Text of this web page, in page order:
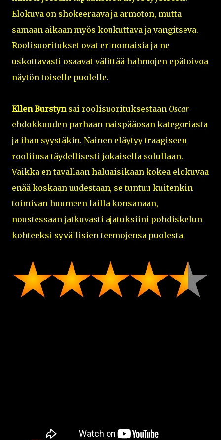
Elokuva on shokeeraava ja armoton, mutta
samaan aikaan myös koukuttava ja vangitseva.
Roolisuoritukset ovat erinomaisia ja ne
uskottavasti osaavat välittää hahmojen epätoivoa
näytön toiselle puolelle.
Ellen Burstynsai roolisuorituksestaan Oscar-
ehdokkuuden parhaan naispääosan kategoriasta
ja ihan syystäkin. Nainen eläytyy traagiseen
rooliinsa täydellisesti jokaisella solullaan.
Vaikka en tavallaan haluaisikaan kokea elokuvaa
enää koskaan uudestaan, se tuntuu kuitenkin
toimivan huumeen lailla konsanaan,
noustessaan jatkuvasti ajatuksiini pohdiskelun
kohteeksi syvällisien teemojensa puolesta.